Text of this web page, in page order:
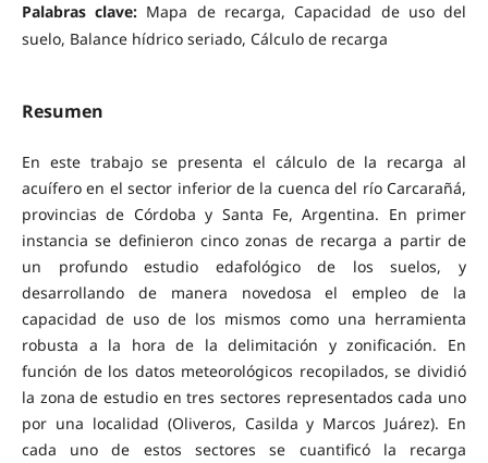
Palabras clave: Mapa de recarga, Capacidad de uso del
suelo, Balance hídrico seriado, Cálculo de recarga
Resumen
En este trabajo se presenta el cálculo de la recarga al
acuífero en el sector inferior de la cuenca del río Carcarañá,
provincias de Córdoba y Santa Fe, Argentina. En primer
instancia se definieron cinco zonas de recarga a partir de
un profundo estudio edafológico de los suelos, y
desarrollando de manera novedosa el empleo de la
capacidad de uso de los mismos como una herramienta
robusta a la hora de la delimitación y zonificación. En
función de los datos meteorológicos recopilados, se dividió
la zona de estudio en tres sectores representados cada uno
por una localidad (Oliveros, Casilda y Marcos Juárez). En
cada uno de estos sectores se cuantificó la recarga